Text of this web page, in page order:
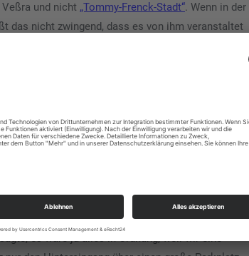
und nicht „Tommy-Frenck-Stadt“. Wenn in der
das nicht zwingend, dass es von ihm veranstaltet
Vergütung strategisch zu beraten, wenn
vor Ort in
und pflichtgemäß das gemacht haben, was
Unfähigkeit darüber nachdenken, in den Reihen
einzuläuten!
es wäre ja alles in Ordnung, weil wir eine